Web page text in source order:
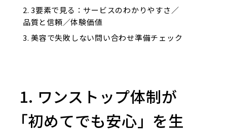
3要素で見る：サービスのわかりやすさ／
品質と信頼／体験価値
美容で失敗しない問い合わせ準備チェック
1. ワンストップ体制が
「初めてでも安心」を生